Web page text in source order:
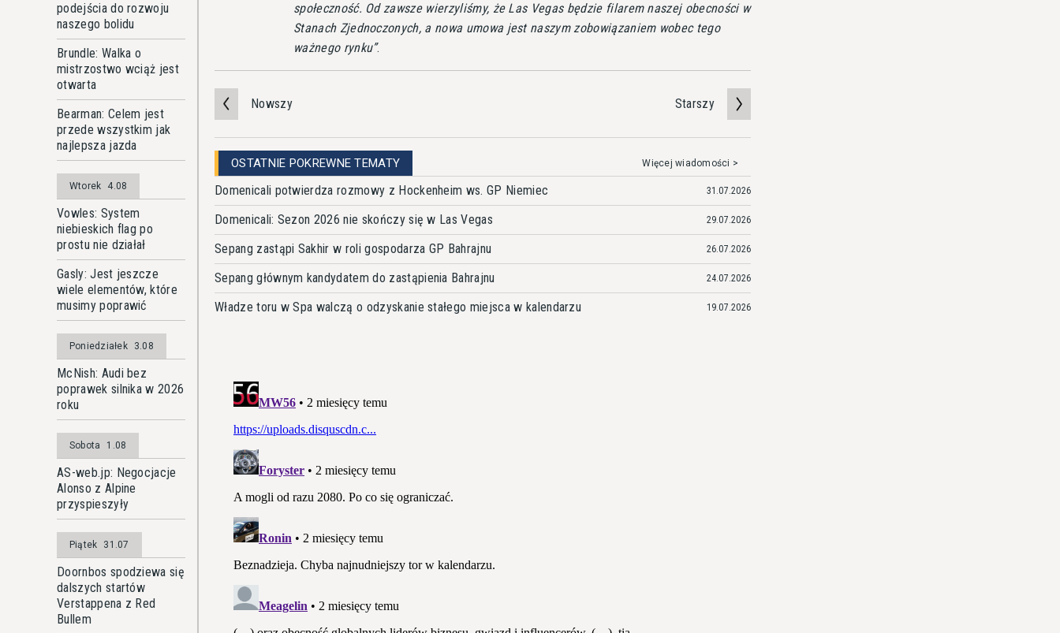
podejścia do rozwoju
naszego bolidu
Brundle: Walka o
mistrzostwo wciąż jest
otwarta
Bearman: Celem jest
przede wszystkim jak
najlepsza jazda
Wtorek 4.08
Vowles: System
niebieskich flag po
prostu nie działał
Gasly: Jest jeszcze
wiele elementów, które
musimy poprawić
Poniedziałek 3.08
McNish: Audi bez
poprawek silnika w 2026
roku
Sobota 1.08
AS-web.jp: Negocjacje
Alonso z Alpine
przyspieszyły
Piątek 31.07
Doornbos spodziewa się
dalszych startów
Verstappena z Red
Bullem
społeczność. Od zawsze wierzyliśmy, że Las Vegas będzie filarem naszej obecności w
Stanach Zjednoczonych, a nowa umowa jest naszym zobowiązaniem wobec tego
ważnego rynku .
Nowszy Starszy
OSTATNIE POKREWNE TEMATY Więcej wiadomości >
Domenicali potwierdza rozmowy z Hockenheim ws. GP Niemiec 31.07.2026
Domenicali: Sezon 2026 nie skończy się w Las Vegas 29.07.2026
Sepang zastąpi Sakhir w roli gospodarza GP Bahrajnu 26.07.2026
Sepang głównym kandydatem do zastąpienia Bahrajnu 24.07.2026
Władze toru w Spa walczą o odzyskanie stałego miejsca w kalendarzu 19.07.2026